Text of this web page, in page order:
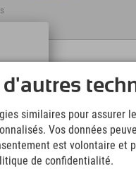
Hotel
in Nesselwang
& Alpspitzkick • nur
• Pisten,
direkt am
similaires pour assurer
Vos données
est volontaire et
de confidentialité.